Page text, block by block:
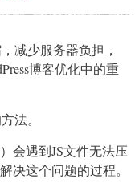
减少服务器负担，
博客优化中的重
法。
会遇到JS文件无法压
决这个问题的过程。